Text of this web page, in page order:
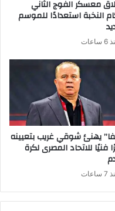
معسكر الفوج الثاني
النخبة استعدادًا للموسم
يهنئ شوقي غريب بتعيينه
فنيًا للاتحاد المصرى لكرة